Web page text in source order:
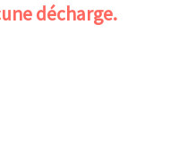
décharge.